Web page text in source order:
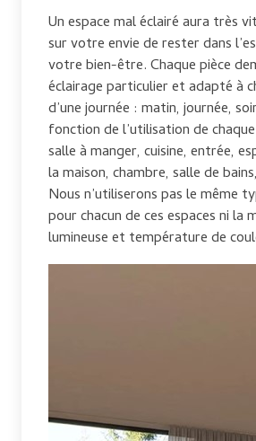
Un espace mal éclairé aura très
sur votre envie de rester dans
votre bien-être. Chaque pièce
éclairage particulier et adapté à
d’une journée : matin, journée,
fonction de l’utilisation de
salle à manger, cuisine, entrée,
la maison, chambre, salle de
Nous n’utiliserons pas le même
pour chacun de ces espaces ni la
lumineuse et température de